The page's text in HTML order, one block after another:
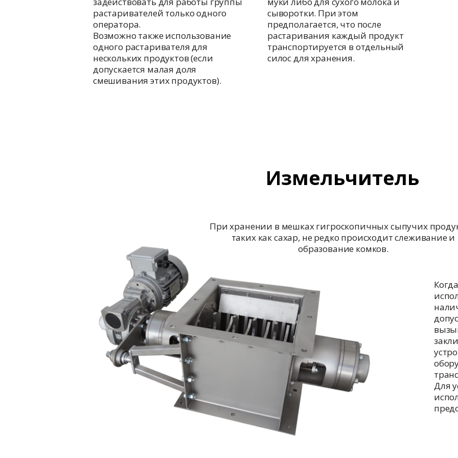
растаривателей только одного
оператора.
Возможно также использование
одного растаривателя для
нескольких продуктов (если
допускается малая доля
смешивания этих продуктов).
сыворотки. При этом
предполагается, что после
растаривания каждый продукт
транспортируется в отдельный
силос для хранения.
Измельчитель
При хранении в мешках гигроскопичных сыпучих
таких как сахар, не редко происходит слеживание и
образование комков.
Для